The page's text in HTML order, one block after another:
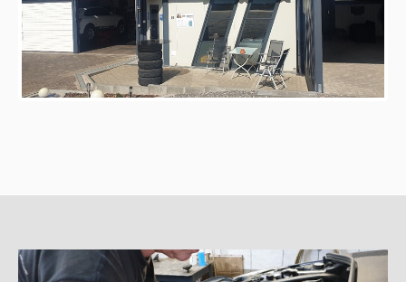
Datenschutz
Impressum